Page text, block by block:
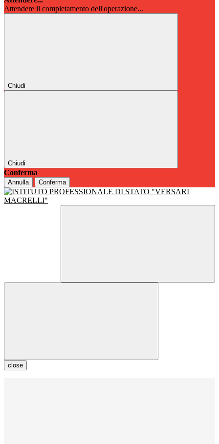
Attendere il completamento dell'operazione...
Chiudi
Chiudi
Conferma
Annulla Conferma
close